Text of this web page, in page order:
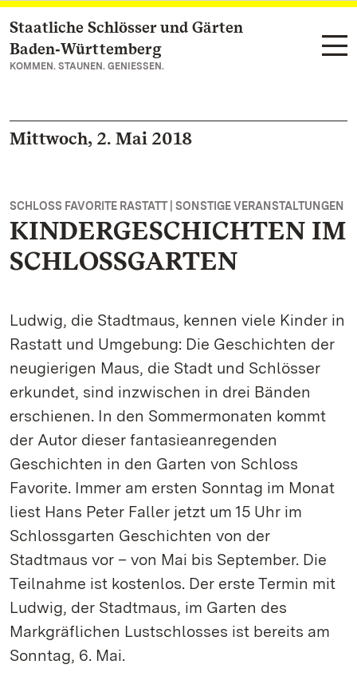
Zum Hauptinhalt springen
Staatliche Schlösser und Gärten
Baden‑Württemberg
KOMMEN. STAUNEN. GENIESSEN.
Mittwoch, 2. Mai 2018
SCHLOSS FAVORITE RASTATT | SONSTIGE VERANSTALTUNGEN
KINDERGESCHICHTEN IM
SCHLOSSGARTEN
Ludwig, die Stadtmaus, kennen viele Kinder in
Rastatt und Umgebung: Die Geschichten der
neugierigen Maus, die Stadt und Schlösser
erkundet, sind inzwischen in drei Bänden
erschienen. In den Sommermonaten kommt
der Autor dieser fantasieanregenden
Geschichten in den Garten von Schloss
Favorite. Immer am ersten Sonntag im Monat
liest Hans Peter Faller jetzt um 15 Uhr im
Schlossgarten Geschichten von der
Stadtmaus vor – von Mai bis September. Die
Teilnahme ist kostenlos. Der erste Termin mit
Ludwig, der Stadtmaus, im Garten des
Markgräflichen Lustschlosses ist bereits am
Sonntag, 6. Mai.